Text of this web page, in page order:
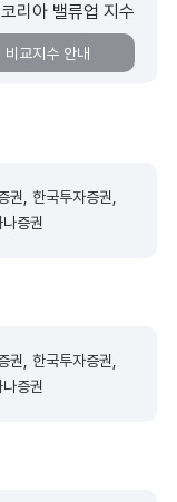
코리아 밸류업 지수
비교지수 안내
, 한국투자증권,
증권
, 한국투자증권,
증권